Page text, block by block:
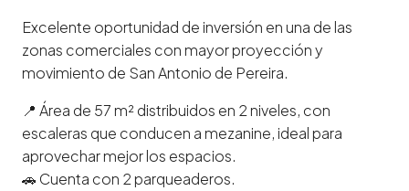
Excelente oportunidad de inversión en una de las
zonas comerciales con mayor proyección y
movimiento de San Antonio de Pereira.
📍 Área de 57 m² distribuidos en 2 niveles, con
escaleras que conducen a mezanine, ideal para
aprovechar mejor los espacios.
🚗 Cuenta con 2 parqueaderos.